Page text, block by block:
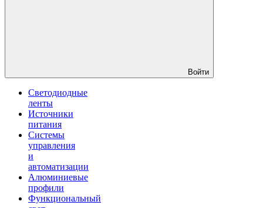
Войти
Светодиодные
ленты
Источники
питания
Системы
управления
и
автоматизации
Алюминиевые
профили
Функциональный